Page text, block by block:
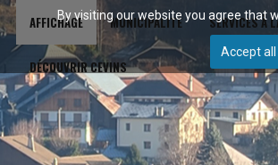
AFFICHAGE MUNICIPALITÉ SERVICES À
DÉCOUVRIR CEVINS
By visiting our website you agree that
Accept all